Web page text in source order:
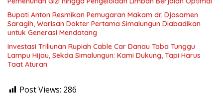
Bupati Anton Resmikan Pemugaran Makam dr. Djasamen
Saragih, Warisan Dokter Pertama Simalungun Diabadikan
untuk Generasi Mendatang
Investasi Triliunan Rupiah Cable Car Danau Toba Tunggu
Lampu Hijau, Sekda Simalungun: Kami Dukung, Tapi Harus
Taat Aturan
Post Views: 286